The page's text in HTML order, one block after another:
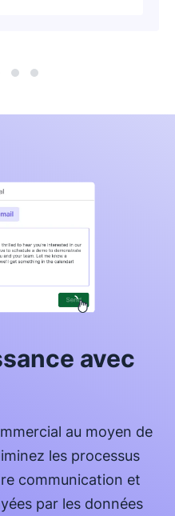
avec
au moyen de
les processus
communication et
par les données